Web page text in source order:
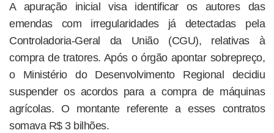
A apuração inicial visa identificar os autores das
emendas com irregularidades já detectadas pela
Controladoria-Geral da União (CGU), relativas à
compra de tratores. Após o órgão apontar sobrepreço,
o Ministério do Desenvolvimento Regional decidiu
suspender os acordos para a compra de máquinas
agrícolas. O montante referente a esses contratos
somava R$ 3 bilhões.